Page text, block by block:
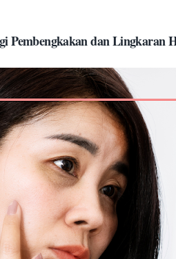
Pembengkakan dan Lingkaran